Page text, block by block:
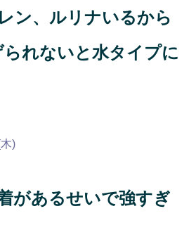
ン、ルリナいるから
れないと水タイプに
)
があるせいで強すぎ